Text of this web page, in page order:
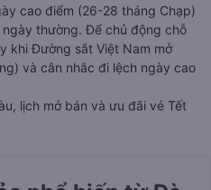
cao điểm (26-28 tháng Chạp)
thường. Để chủ động chỗ
khi Đường sắt Việt Nam mở
và cân nhắc đi lệch ngày cao
lịch mở bán và ưu đãi vé Tết